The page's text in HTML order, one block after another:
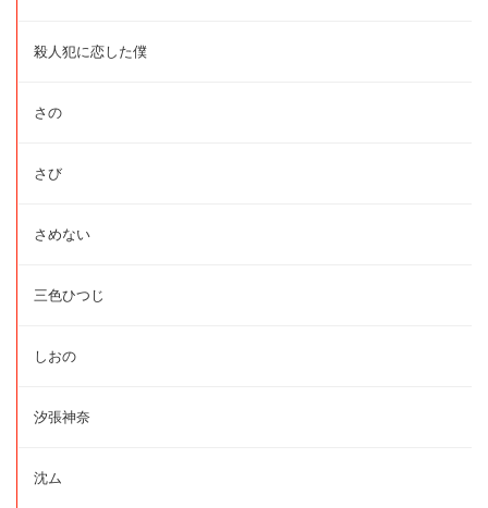
殺人犯に恋した僕
さの
さび
さめない
三色ひつじ
しおの
汐張神奈
沈ム